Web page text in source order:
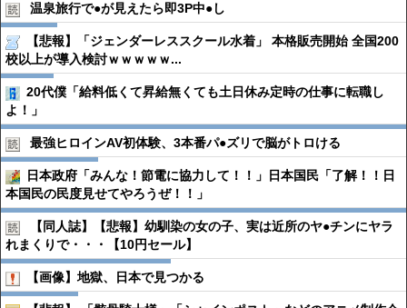
温泉旅行で●︎が見えたら即3P中●︎し
【悲報】「ジェンダーレススクール水着」 本格販売開始 全国200
校以上が導入検討ｗｗｗｗｗ...
20代僕「給料低くて昇給無くても土日休み定時の仕事に転職し
よ！」
最強ヒロインAV初体験、3本番パ●︎ズリで脳がトロける
日本政府「みんな！節電に協力して！！」日本国民「了解！！日
本国民の民度見せてやろうぜ！！」
【同人誌】【悲報】幼馴染の女の子、実は近所のヤ●︎チンにヤラ
れまくりで・・・【10円セール】
【画像】地獄、日本で見つかる